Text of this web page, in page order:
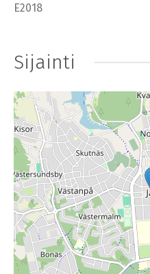
E2018
Sijainti